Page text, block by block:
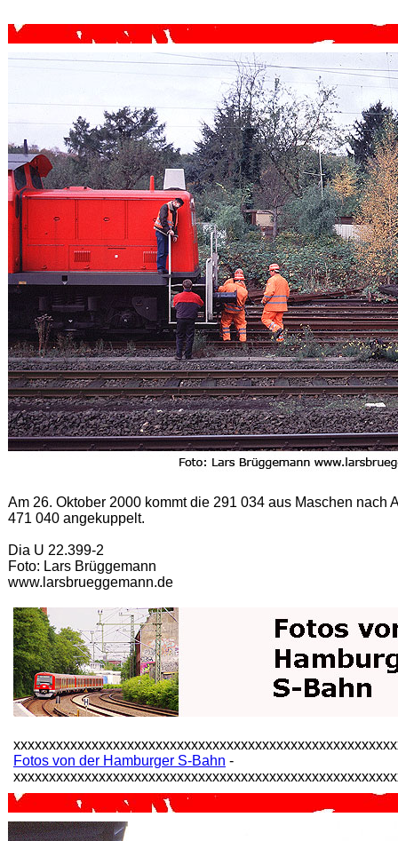
Am 26. Oktober 2000 kommt die 291 034 aus Maschen nach
471 040 angekuppelt.
Dia U 22.399-2
Foto: Lars Brüggemann
www.larsbrueggemann.de
Fotos von der Hamburger S-Bahn -